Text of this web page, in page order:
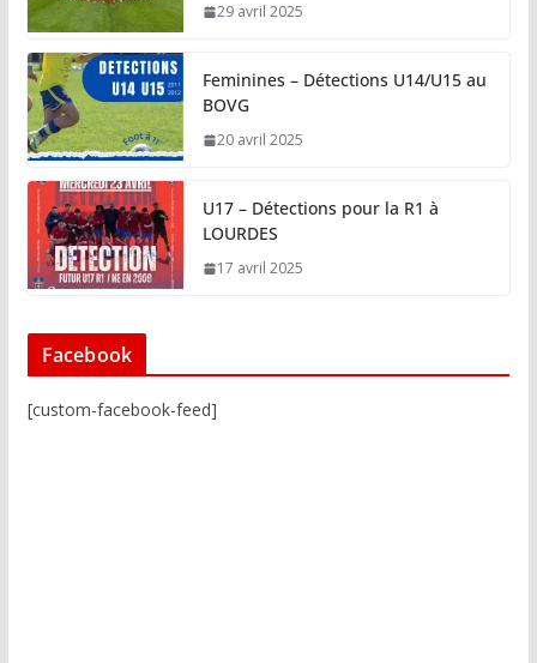
29 avril 2025
Feminines – Détections U14/U15 au
BOVG
20 avril 2025
U17 – Détections pour la R1 à
LOURDES
17 avril 2025
Facebook
[custom-facebook-feed]